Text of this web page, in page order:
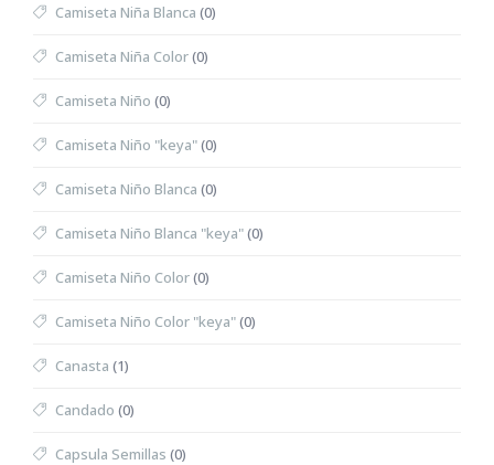
Camiseta Niña Blanca (0)
Camiseta Niña Color(0)
Camiseta Niño (0)
Camiseta Niño "keya"(0)
Camiseta Niño Blanca (0)
Camiseta Niño Blanca "keya"(0)
Camiseta Niño Color(0)
Camiseta Niño Color "keya"(0)
Canasta (1)
Candado (0)
Capsula Semillas (0)